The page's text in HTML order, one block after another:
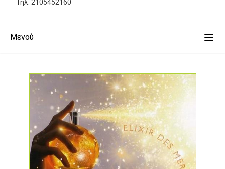
Τηλ. 2105452160
Μενού